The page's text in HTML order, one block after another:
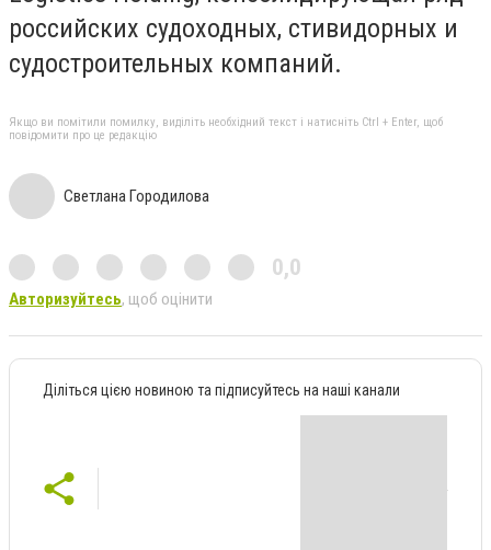
российских судоходных, стивидорных и
судостроительных компаний.
Якщо ви помітили помилку, виділіть необхідний текст і натисніть Ctrl + Enter, щоб
повідомити про це редакцію
Светлана Городилова
0,0
Авторизуйтесь, щоб оцінити
Діліться цією новиною та підписуйтесь на наші канали